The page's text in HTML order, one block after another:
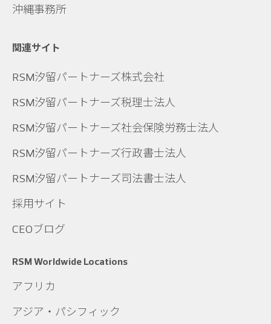
沖縄事務所
関連サイト
RSM汐留パートナーズ株式会社
RSM汐留パートナーズ税理士法人
RSM汐留パートナーズ社会保険労務士法人
RSM汐留パートナーズ行政書士法人
RSM汐留パートナーズ司法書士法人
採用サイト
CEOブログ
RSM Worldwide Locations
アフリカ
アジア・パシフィック